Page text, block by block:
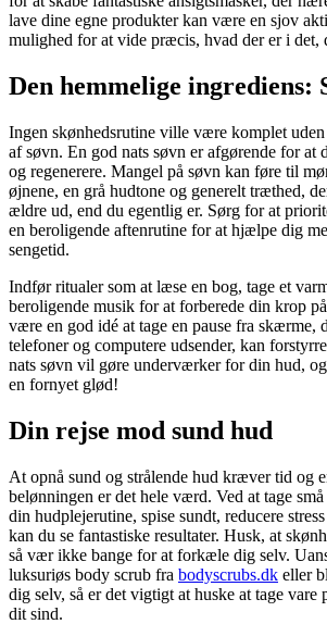
lave dine egne produkter kan være en sjov
mulighed for at vide præcis, hvad der er i det,
Den hemmelige ingrediens:
Ingen skønhedsrutine ville være komplet
af søvn. En god nats søvn er afgørende for at
og regenerere. Mangel på søvn kan føre til
øjnene, en grå hudtone og generelt træthed,
ældre ud, end du egentlig er. Sørg for at
en beroligende aftenrutine for at hjælpe dig
sengetid.
Indfør ritualer som at læse en bog, tage et
beroligende musik for at forberede din krop
være en god idé at tage en pause fra skærme,
telefoner og computere udsender, kan
nats søvn vil gøre underværker for din hud,
en fornyet glød!
Din rejse mod sund hud
At opnå sund og strålende hud kræver tid og
belønningen er det hele værd. Ved at tage
din hudplejerutine, spise sundt, reducere
kan du se fantastiske resultater. Husk, at
så vær ikke bange for at forkæle dig selv.
luksuriøs body scrub fra bodyscrubs.dk eller
dig selv, så er det vigtigt at huske at tage vare
dit sind.